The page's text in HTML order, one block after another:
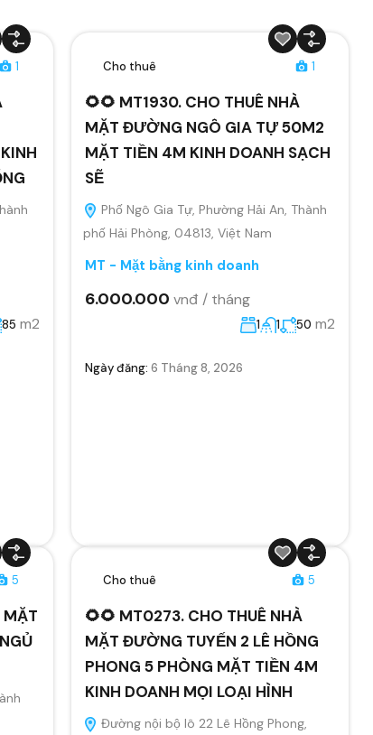
1
85 m2
Cho thuê 1
🌻🌻 MT1930. CHO THUÊ NHÀ
MẶT ĐƯỜNG NGÔ GIA TỰ 50M2
MẶT TIỀN 4M KINH DOANH SẠCH
SẼ
Phố Ngô Gia Tự, Phường Hải An, Thành
phố Hải Phòng, 04813, Việt Nam
MT - Mặt bằng kinh doanh
6.000.000 vnđ / tháng
1 1 50 m2
Ngày đăng: 6 Tháng 8, 2026
5
MẶT
Cho thuê 5
🌻🌻 MT0273. CHO THUÊ NHÀ
MẶT ĐƯỜNG TUYẾN 2 LÊ HỒNG
PHONG 5 PHÒNG MẶT TIỀN 4M
KINH DOANH MỌI LOẠI HÌNH
Đường nội bộ lô 22 Lê Hồng Phong,